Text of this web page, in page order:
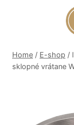
Home / E-shop /
sklopné vrátane